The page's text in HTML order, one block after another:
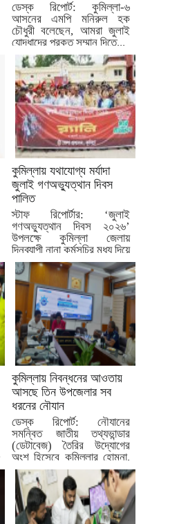
ডেস্ক রিপোর্ট: কুমিল্লা-৬
আসনের এমপি মনিরুল হক
চৌধুরী বলেছেন, আমরা জুলাই
যোদ্ধাদের প্রকৃত সম্মান দিতে...
কুমিল্লায় যথাযোগ্য মর্যাদা
জুলাই গণঅভ্যুত্থান দিবস
পালিত
স্টাফ রিপোর্টার: ‘জুলাই
গণঅভ্যুত্থান দিবস ২০২৬’
উপলক্ষে কুমিল্লা জেলায়
দিনব্যাপী নানা কর্মসূচির মধ্য দিয়ে
দিবসটি...
কুমিল্লায় নিবন্ধনের আওতায়
আসছে তিন উপজেলার সব
ধরনের নৌযান
ডেস্ক রিপোর্ট: নৌযানের
সমন্বিত জাতীয় তথ্যভান্ডার
(ডেটাবেজ) তৈরির উদ্যোগের
অংশ হিসেবে কুমিল্লার হোমনা,
মেঘনা ও...